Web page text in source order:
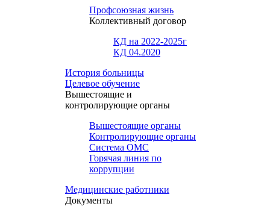
Профсоюзная жизнь
Коллективный договор
КД на 2022-2025г
КД 04.2020
История больницы
Целевое обучение
Вышестоящие и
контролирующие органы
Вышестоящие органы
Контролирующие органы
Система ОМС
Горячая линия по
коррупции
Медицинские работники
Документы